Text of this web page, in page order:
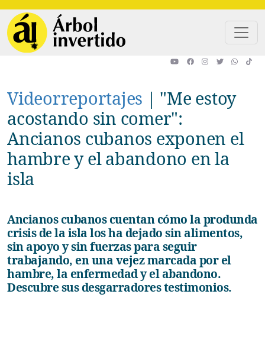
Videorreportajes | "Me estoy
acostando sin comer":
Ancianos cubanos exponen el
hambre y el abandono en la
isla
Ancianos cubanos cuentan cómo la produnda
crisis de la isla los ha dejado sin alimentos,
sin apoyo y sin fuerzas para seguir
trabajando, en una vejez marcada por el
hambre, la enfermedad y el abandono.
Descubre sus desgarradores testimonios.